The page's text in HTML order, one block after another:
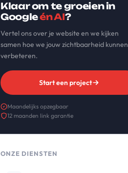
Klaar om te groeien in
Googleén AI?
Vertel ons over je website en we kijken
samen hoe we jouw zichtbaarheid kunnen
verbeteren.
Start een project
Maandelijks opzegbaar
12 maanden link garantie
ONZE DIENSTEN